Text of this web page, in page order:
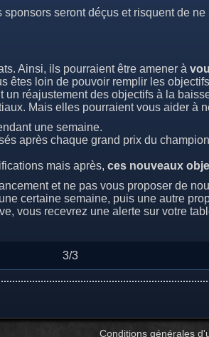
seront déçus et risquent de
Ainsi, ils pourraient être amener à
êtes loin de pouvoir remplir les
réajustement des objectifs à la
Mais elles pourraient vous aider à
une semaine.
après chaque grand prix du
mais après, ces nouveaux
et ne pas vous proposer de
certaine semaine, puis une autre
vous recevrez une alerte sur votre
3/3
Conditions générales